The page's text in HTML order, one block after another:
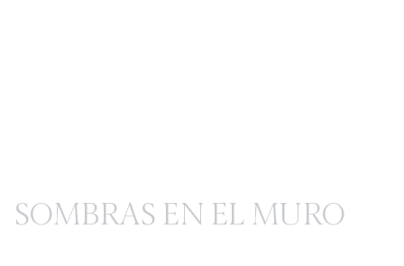
SOMBRAS EN EL MURO